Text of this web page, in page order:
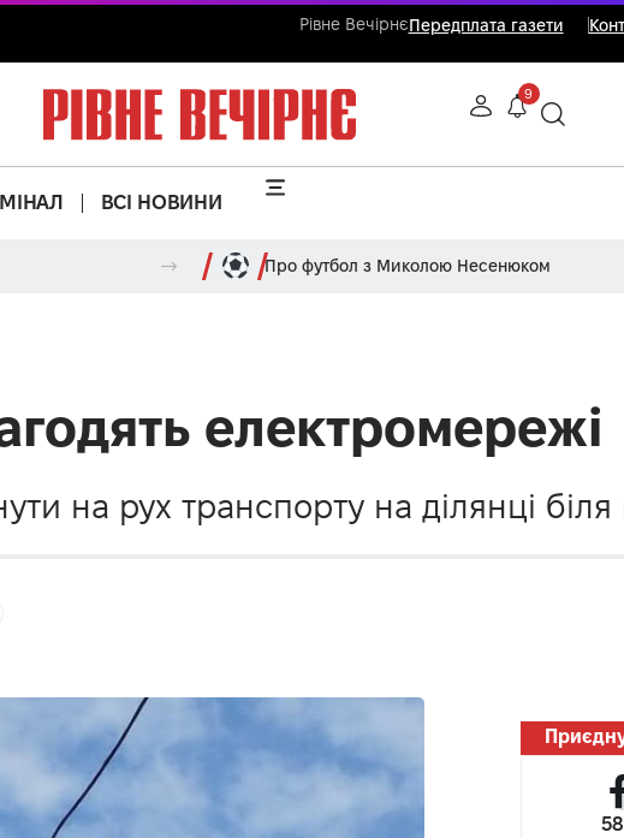
Рівне ВечірнєПередплата газети
9
ВСІ НОВИНИ
Про футбол з Миколою Несенюком
електромережі
на рух транспорту на ділянці біля